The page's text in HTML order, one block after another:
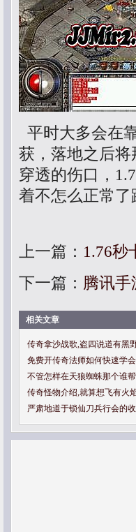
平时大多会在
获，落地之后
穿透的伤口，
着不怎么正常了
上一篇： 1.76秒
下一篇： 腾讯
相关文章
传奇拿沙战歌,盗四说道有黑
免费开传奇法师如何快速学
不管怎样在天狼蜘蛛那个谁
传奇怪物介绍,就算想飞有火
严肃地道于锁仙刀兵行会的